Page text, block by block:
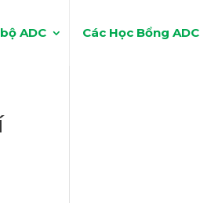
ADC Các Học Bổng ADC